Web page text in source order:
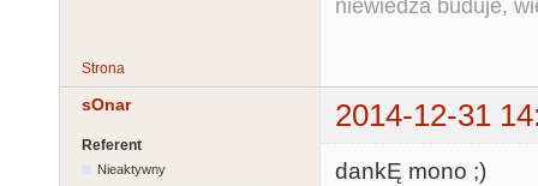
niewiedza buduje,
Strona
sOnar 2014-12-31
Referent
Nieaktywny
dankĘ mono ;)